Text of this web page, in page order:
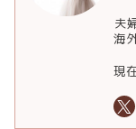
夫
海
現